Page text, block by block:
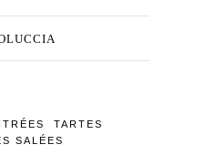
TARTES
SALÉES